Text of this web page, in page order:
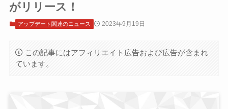
がリリース！
アップデート関連のニュース 2023年9月19日
この記事にはアフィリエイト広告および広告が含まれ
ています。